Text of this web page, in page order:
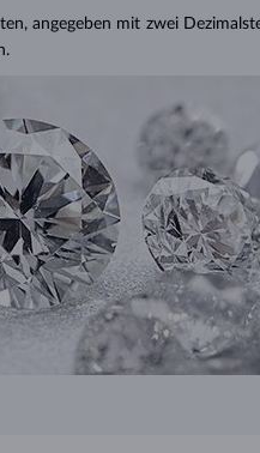
angegeben mit zwei